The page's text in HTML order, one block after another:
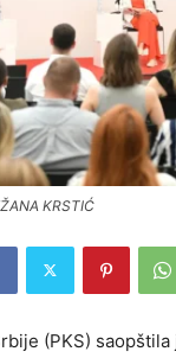
KRSTIĆ
(PKS)